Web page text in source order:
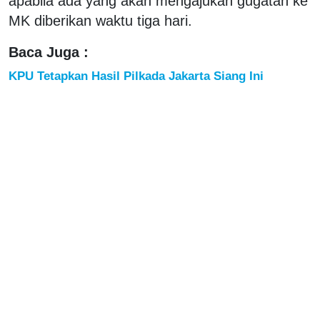
MK diberikan waktu tiga hari.
Baca Juga :
KPU Tetapkan Hasil Pilkada Jakarta Siang Ini